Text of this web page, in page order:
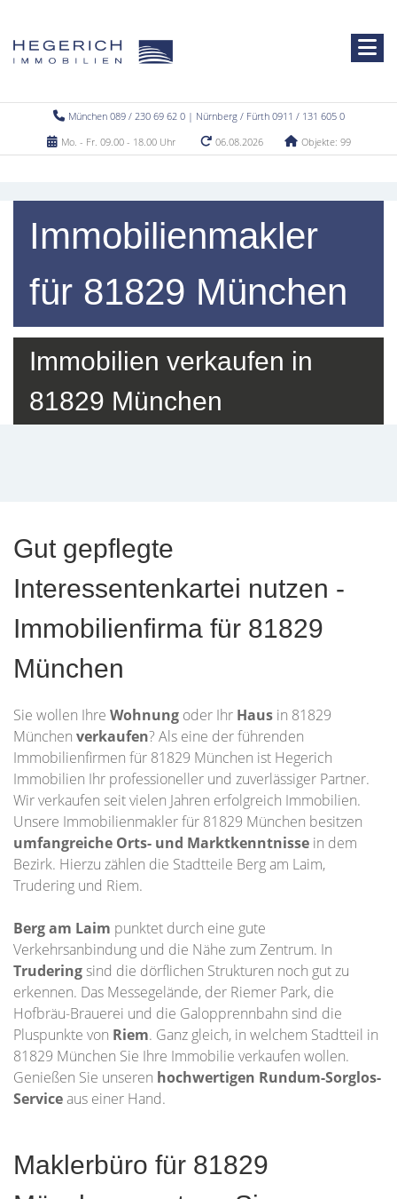
München 089 / 230 69 62 0 | Nürnberg / Fürth 0911 / 131 605 0
Mo. - Fr. 09.00 - 18.00 Uhr
06.08.2026 Objekte: 99
Immobilienmakler
für 81829 München
Immobilien verkaufen in
81829 München
Gut gepflegte
Interessentenkartei nutzen -
Immobilienfirma für 81829
München
Sie wollen Ihre Wohnung oder Ihr Haus in 81829
München verkaufen? Als eine der führenden
Immobilienfirmen für 81829 München ist Hegerich
Immobilien Ihr professioneller und zuverlässiger Partner.
Wir verkaufen seit vielen Jahren erfolgreich Immobilien.
Unsere Immobilienmakler für 81829 München besitzen
umfangreiche Orts- und Marktkenntnisse in dem
Bezirk. Hierzu zählen die Stadtteile Berg am Laim,
Trudering und Riem.
Berg am Laim punktet durch eine gute
Verkehrsanbindung und die Nähe zum Zentrum. In
Truderingsind die dörflichen Strukturen noch gut zu
erkennen. Das Messegelände, der Riemer Park, die
Hofbräu-Brauerei und die Galopprennbahn sind die
Pluspunkte von Riem. Ganz gleich, in welchem Stadtteil in
81829 München Sie Ihre Immobilie verkaufen wollen.
Genießen Sie unseren hochwertigen Rundum-Sorglos-
Serviceaus einer Hand.
Maklerbüro für 81829